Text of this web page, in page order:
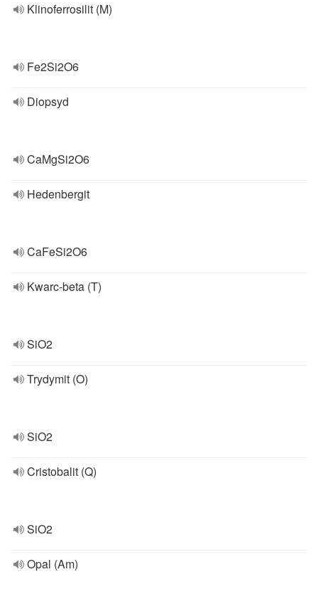
Klinoferrosilit (M)
Fe2Si2O6
Diopsyd
CaMgSi2O6
Hedenbergit
CaFeSi2O6
Kwarc-beta (T)
SiO2
Trydymit (O)
SiO2
Cristobalit (Q)
SiO2
Opal (Am)